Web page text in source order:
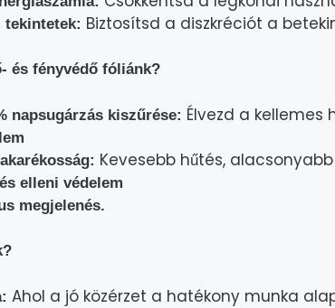
tekintetek: Biztosítsd a diszkréciót a
és fényvédő fóliánk?
napsugárzás kiszűrése: Élvezd a kellemes
Kevesebb hűtés,
elleni védelem
megjelenés.
Ahol a jó közérzet a hatékony munka